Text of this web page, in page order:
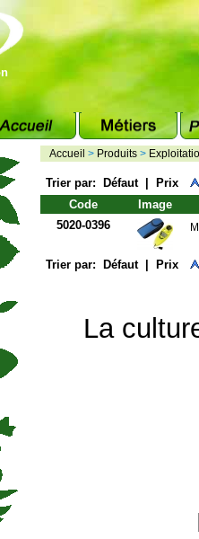
Accueil > Produits >
Trier par: Défaut|
Prix
Code
Image
5020-0396
Trier par: Défaut| Prix
La